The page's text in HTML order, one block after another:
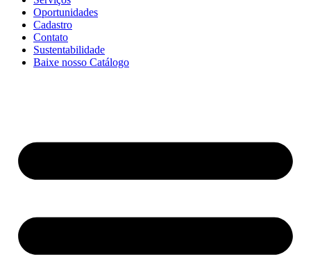
Oportunidades
Cadastro
Contato
Sustentabilidade
Baixe nosso Catálogo